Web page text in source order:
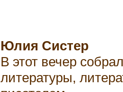
Юлия Систер
В этот вечер
литературы,